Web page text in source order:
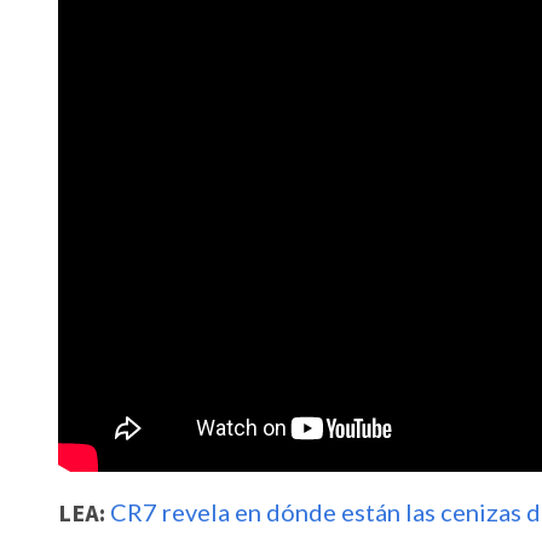
LEA: CR7 revela en dónde están las cenizas